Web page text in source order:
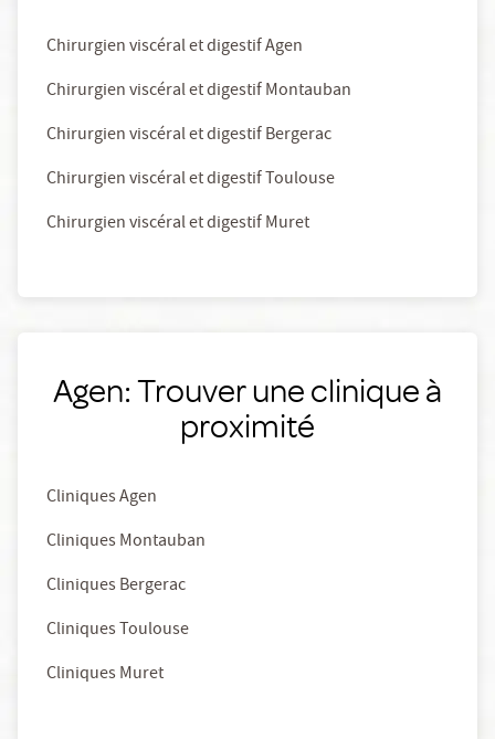
Chirurgien viscéral et digestif Agen
Chirurgien viscéral et digestif Montauban
Chirurgien viscéral et digestif Bergerac
Chirurgien viscéral et digestif Toulouse
Chirurgien viscéral et digestif Muret
Agen: Trouver une clinique à
proximité
Cliniques Agen
Cliniques Montauban
Cliniques Bergerac
Cliniques Toulouse
Cliniques Muret